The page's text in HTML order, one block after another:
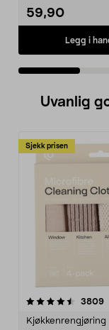
59,90
Legg i
Uvanlig
Sjekk prisen
3809
Kjøkkenrengjøring
4.5av 5